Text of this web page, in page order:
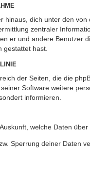
hinaus, dich unter den
zentraler
er und andere Benutzer
gestattet hast.
der Seiten, die die
Software weitere
informieren.
welche Daten
Sperrung deiner Daten